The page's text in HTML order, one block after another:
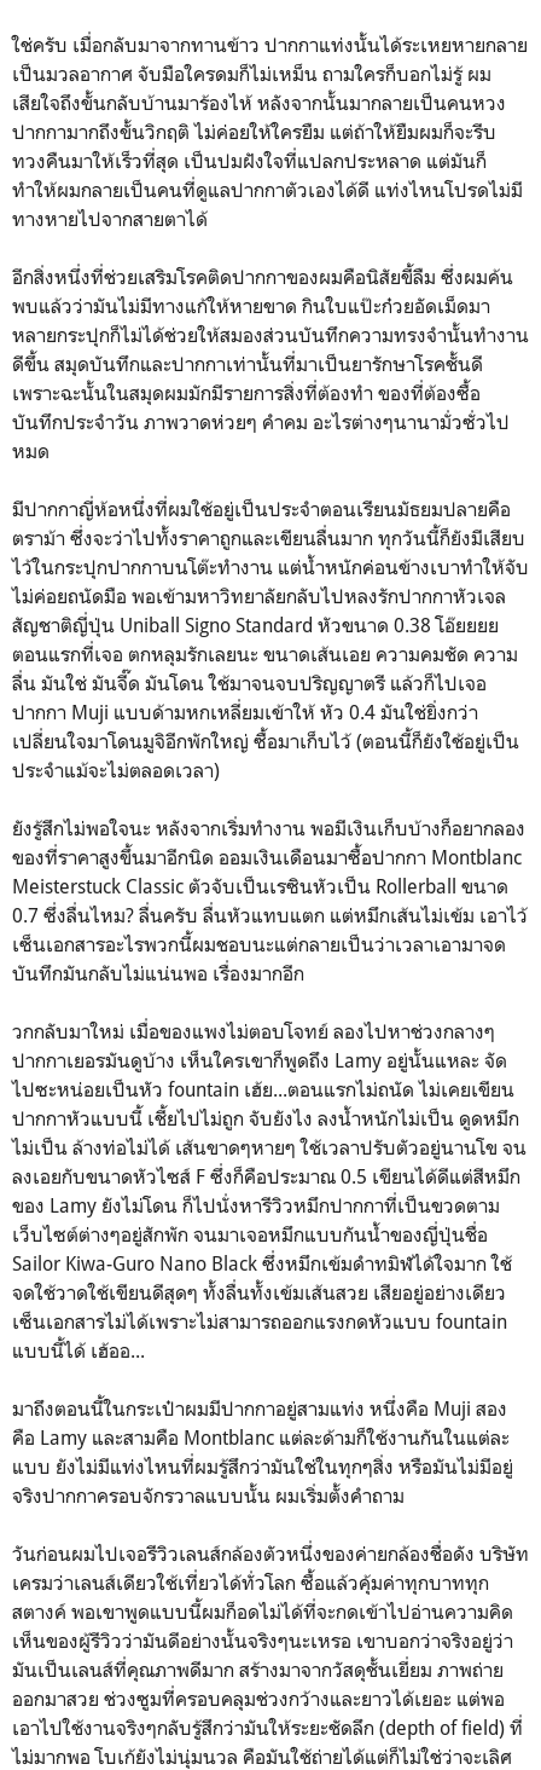
ใช่ครับ เมื่อกลับมาจากทานข้าว ปากกาแท่งนั้นได้ระเหยหายกลาย
เป็นมวลอากาศ จับมือใครดมก็ไม่เหม็น ถามใครก็บอกไม่รู้ ผม
เสียใจถึงขั้นกลับบ้านมาร้องไห้ หลังจากนั้นมากลายเป็นคนหวง
ปากกามากถึงขั้นวิกฤติ ไม่ค่อยให้ใครยืม แต่ถ้าให้ยืมผมก็จะรีบ
ทวงคืนมาให้เร็วที่สุด เป็นปมฝังใจที่แปลกประหลาด แต่มันก็
ทำให้ผมกลายเป็นคนที่ดูแลปากกาตัวเองได้ดี แท่งไหนโปรดไม่มี
ทางหายไปจากสายตาได้
อีกสิ่งหนึ่งที่ช่วยเสริมโรคติดปากกาของผมคือนิสัยขี้ลืม ซึ่งผมค้น
พบแล้วว่ามันไม่มีทางแก้ให้หายขาด กินใบแป๊ะก๋วยอัดเม็ดมา
หลายกระปุกก็ไม่ได้ช่วยให้สมองส่วนบันทึกความทรงจำนั้นทำงาน
ดีขึ้น สมุดบันทึกและปากกาเท่านั้นที่มาเป็นยารักษาโรคชั้นดี
เพราะฉะนั้นในสมุดผมมักมีรายการสิ่งที่ต้องทำ ของที่ต้องซื้อ
บันทึกประจำวัน ภาพวาดห่วยๆ คำคม อะไรต่างๆนานามั่วซั่วไป
หมด
มีปากกาญี่ห้อหนึ่งที่ผมใช้อยู่เป็นประจำตอนเรียนมัธยมปลายคือ
ตราม้า ซึ่งจะว่าไปทั้งราคาถูกและเขียนลื่นมาก ทุกวันนี้ก็ยังมีเสียบ
ไว้ในกระปุกปากกาบนโต๊ะทำงาน แต่น้ำหนักค่อนข้างเบาทำให้จับ
ไม่ค่อยถนัดมือ พอเข้ามหาวิทยาลัยกลับไปหลงรักปากกาหัวเจล
สัญชาติญี่ปุ่น Uniball Signo Standard หัวขนาด 0.38 โอ๊ยยยย
ตอนแรกที่เจอ ตกหลุมรักเลยนะ ขนาดเส้นเอย ความคมชัด ความ
ลื่น มันใช่ มันจี๊ด มันโดน ใช้มาจนจบปริญญาตรี แล้วก็ไปเจอ
ปากกา Muji แบบด้ามหกเหลี่ยมเข้าให้ หัว 0.4 มันใช่ยิ่งกว่า
เปลี่ยนใจมาโดนมูจิอีกพักใหญ่ ซื้อมาเก็บไว้ (ตอนนี้ก็ยังใช้อยู่เป็น
ประจำแม้จะไม่ตลอดเวลา)
ยังรู้สึกไม่พอใจนะ หลังจากเริ่มทำงาน พอมีเงินเก็บบ้างก็อยากลอง
ของที่ราคาสูงขึ้นมาอีกนิด ออมเงินเดือนมาซื้อปากกา Montblanc
Meisterstuck Classic ตัวจับเป็นเรซินหัวเป็น Rollerball ขนาด
0.7 ซึ่งลื่นไหม? ลื่นครับ ลื่นหัวแทบแตก แต่หมึกเส้นไม่เข้ม เอาไว้
เซ็นเอกสารอะไรพวกนี้ผมชอบนะแต่กลายเป็นว่าเวลาเอามาจด
บันทึกมันกลับไม่แน่นพอ เรื่องมากอีก
วกกลับมาใหม่ เมื่อของแพงไม่ตอบโจทย์ ลองไปหาช่วงกลางๆ
ปากกาเยอรมันดูบ้าง เห็นใครเขาก็พูดถึง Lamy อยู่นั้นแหละ จัด
ไปซะหน่อยเป็นหัว fountain เฮ้ย...ตอนแรกไม่ถนัด ไม่เคยเขียน
ปากกาหัวแบบนี้ เชี้ยไปไม่ถูก จับยังไง ลงน้ำหนักไม่เป็น ดูดหมึก
ไม่เป็น ล้างท่อไม่ได้ เส้นขาดๆหายๆ ใช้เวลาปรับตัวอยู่นานโข จน
ลงเอยกับขนาดหัวไซส์ F ซึ่งก็คือประมาณ 0.5 เขียนได้ดีแต่สีหมึก
ของ Lamy ยังไม่โดน ก็ไปนั่งหารีวิวหมึกปากกาที่เป็นขวดตาม
เว็บไซต์ต่างๆอยู่สักพัก จนมาเจอหมึกแบบกันน้ำของญี่ปุ่นชื่อ
Sailor Kiwa-Guro Nano Black ซึ่งหมึกเข้มดำทมิฬได้ใจมาก ใช้
จดใช้วาดใช้เขียนดีสุดๆ ทั้งลื่นทั้งเข้มเส้นสวย เสียอยู่อย่างเดียว
เซ็นเอกสารไม่ได้เพราะไม่สามารถออกแรงกดหัวแบบ fountain
แบบนี้ได้ เฮ้ออ...
มาถึงตอนนี้ในกระเป๋าผมมีปากกาอยู่สามแท่ง หนึ่งคือ Muji สอง
คือ Lamy และสามคือ Montblanc แต่ละด้ามก็ใช้งานกันในแต่ละ
แบบ ยังไม่มีแท่งไหนที่ผมรู้สึกว่ามันใช่ในทุกๆสิ่ง หรือมันไม่มีอยู่
จริงปากกาครอบจักรวาลแบบนั้น ผมเริ่มตั้งคำถาม
วันก่อนผมไปเจอรีวิวเลนส์กล้องตัวหนึ่งของค่ายกล้องชื่อดัง บริษัท
เครมว่าเลนส์เดียวใช้เที่ยวได้ทั่วโลก ซื้อแล้วคุ้มค่าทุกบาททุก
สตางค์ พอเขาพูดแบบนี้ผมก็อดไม่ได้ที่จะกดเข้าไปอ่านความคิด
เห็นของผู้รีวิวว่ามันดีอย่างนั้นจริงๆนะเหรอ เขาบอกว่าจริงอยู่ว่า
มันเป็นเลนส์ที่คุณภาพดีมาก สร้างมาจากวัสดุชั้นเยี่ยม ภาพถ่าย
ออกมาสวย ช่วงซูมที่ครอบคลุมช่วงกว้างและยาวได้เยอะ แต่พอ
เอาไปใช้งานจริงๆกลับรู้สึกว่ามันให้ระยะชัดลึก (depth of field) ที่
ไม่มากพอ โบเก้ยังไม่นุ่มนวล คือมันใช้ถ่ายได้แต่ก็ไม่ใช่ว่าจะเลิศ